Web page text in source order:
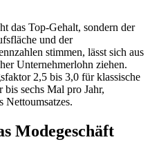
das Top-Gehalt, sondern der
und der
stimmen, lässt sich aus
Unternehmerlohn ziehen.
2,5 bis 3,0 für klassische
sechs Mal pro Jahr,
Nettoumsatzes.
Modegeschäft